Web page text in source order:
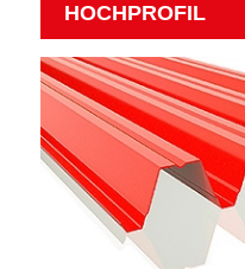
HOCHPROFIL